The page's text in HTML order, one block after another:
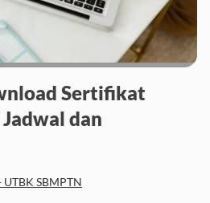
Sertifikat
dan
UTBK SBMPTN